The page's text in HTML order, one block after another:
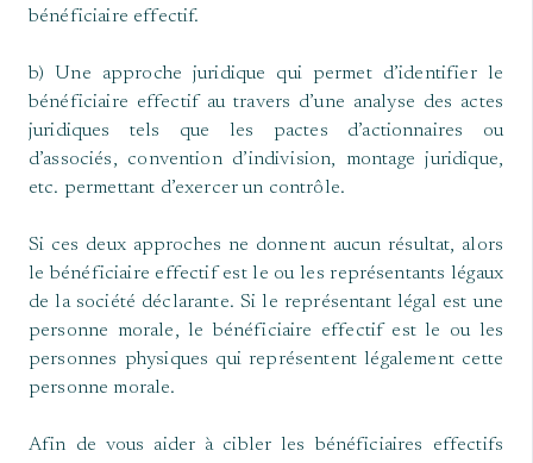
bénéficiaire effectif.
b) Une approche juridique qui permet d’identifier le
bénéficiaire effectif au travers d’une analyse des actes
juridiques tels que les pactes d’actionnaires ou
d’associés, convention d’indivision, montage juridique,
etc. permettant d’exercer un contrôle.
Si ces deux approches ne donnent aucun résultat, alors
le bénéficiaire effectif est le ou les représentants légaux
de la société déclarante. Si le représentant légal est une
personne morale, le bénéficiaire effectif est le ou les
personnes physiques qui représentent légalement cette
personne morale.
Afin de vous aider à cibler les bénéficiaires effectifs